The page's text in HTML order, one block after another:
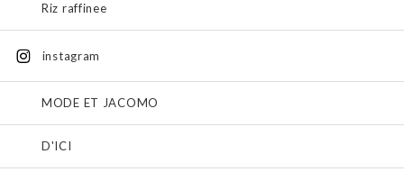
Riz raffinee
instagram
MODE ET JACOMO
D'ICI